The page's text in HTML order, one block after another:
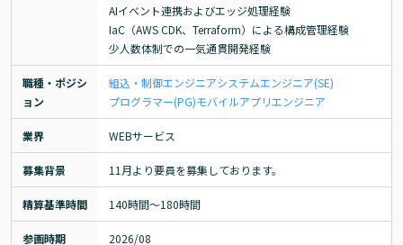
AIイベント連携およびエッジ処理経験
IaC（AWS CDK、Terraform）による構成管理経験
少人数体制での一気通貫開発経験
職種・ポジシ
ョン
組込・制御エンジニアシステムエンジニア(SE)
プログラマー(PG)モバイルアプリエンジニア
業界 WEBサービス
募集背景 11月より要員を募集しております。
精算基準時間 140時間〜180時間
参画時期 2026/08